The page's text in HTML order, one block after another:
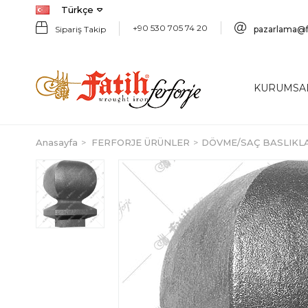
Sipariş Takip +90 530 705 74 20
Türkçe
Anasayfa FERFORJE ÜRÜNLER DÖVME/SAÇ